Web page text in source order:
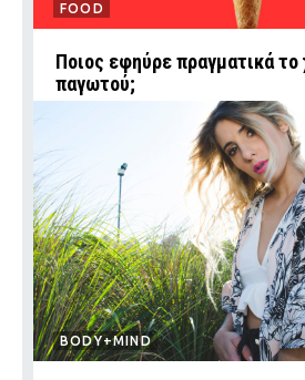
FOOD
Ποιος εφηύρε πραγματικά το
παγωτού;
BODY+MIND